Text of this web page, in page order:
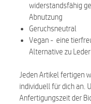
widerstandsfähig
Abnutzung
Geruchsneutral
Vegan - eine
Alternative zu Leder
Jeden Artikel fertigen
individuell für dich an.
Anfertigungszeit der